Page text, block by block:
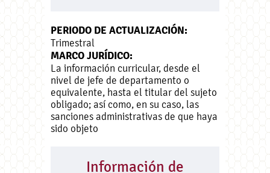
PERIODO DE ACTUALIZACIÓN:
Trimestral
MARCO JURÍDICO:
La información curricular, desde el
nivel de jefe de departamento o
equivalente, hasta el titular del sujeto
obligado; así como, en su caso, las
sanciones administrativas de que haya
sido objeto
Información de